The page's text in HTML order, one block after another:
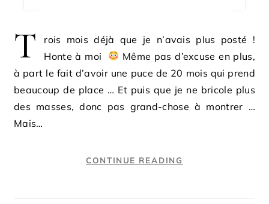
T
rois mois déjà que je n’avais plus posté !
Honte à moi
Même pas d’excuse en plus,
à part le fait d’avoir une puce de 20 mois qui prend
beaucoup de place … Et puis que je ne bricole plus
des masses, donc pas grand-chose à montrer …
Mais…
CONTINUE READING